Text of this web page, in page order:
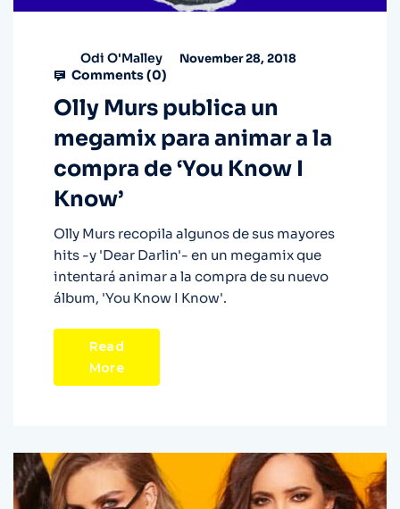
Odi O'Malley November 28, 2018
Comments (0)
Olly Murs publica un
megamix para animar a la
compra de ‘You Know I
Know’
Olly Murs recopila algunos de sus mayores
hits -y 'Dear Darlin'- en un megamix que
intentará animar a la compra de su nuevo
álbum, 'You Know I Know'.
Read
More